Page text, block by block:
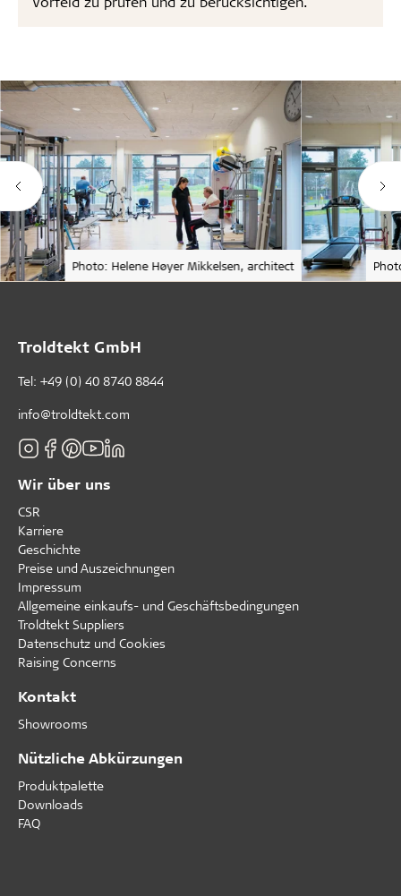
Photo: Helene Høyer Mikkelsen, architect
Troldtekt GmbH
Tel: +49 (0) 40 8740 8844
info@troldtekt.com
Wir über uns
CSR
Karriere
Geschichte
Preise und Auszeichnungen
Impressum
Allgemeine einkaufs- und Geschäftsbedingungen
Troldtekt Suppliers
Datenschutz und Cookies
Raising Concerns
Kontakt
Showrooms
Nützliche Abkürzungen
Produktpalette
Downloads
FAQ